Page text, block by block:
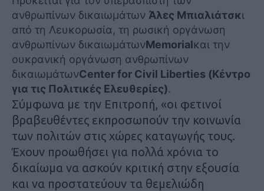
ανθρωπίνων δικαιωμάτων Άλες Μπιαλιάτσκι
από τη Λευκορωσία, τη ρωσική οργάνωση
ανθρωπίνων δικαιωμάτωνMemorialκαι την
ουκρανική οργάνωση ανθρωπίνων
δικαιωμάτωνCenter for Civil Liberties (Κέντρο
για τις Πολιτικές Ελευθερίες).
Σύμφωνα με την Επιτροπή, «οι φετινοί
βραβευθέντες εκπροσωπούν την κοινωνία
των πολιτών στις χώρες καταγωγής τους.
Έχουν προωθήσει για πολλά χρόνια το
δικαίωμα να ασκούν κριτική στην εξουσία
και να προστατεύουν τα θεμελιώδη